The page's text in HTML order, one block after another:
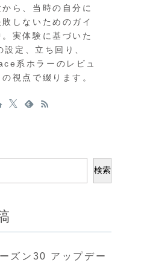
ら、当時の自分に
しないためのガイ
。実体験に基づいた
定、立ち回り、
系ホラーのレビュ
視点で綴ります。
検索
ズン30 アップデー